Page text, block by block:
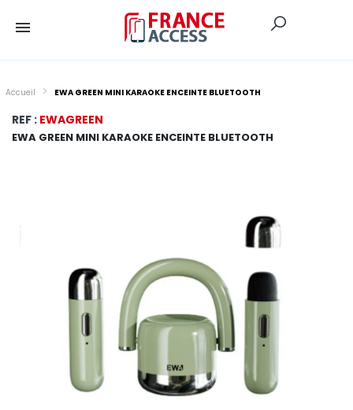
Accueil EWA GREEN MINI KARAOKE ENCEINTE BLUETOOTH
REF : EWAGREEN
EWA GREEN MINI KARAOKE ENCEINTE BLUETOOTH